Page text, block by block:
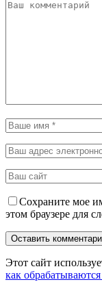
Сохраните мое
этом браузере для
Этот сайт
как